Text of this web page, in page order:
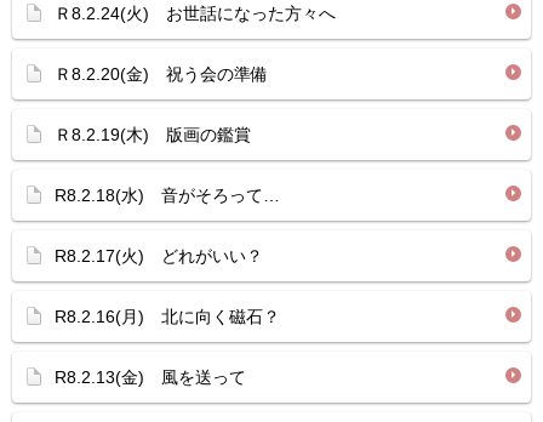
Ｒ8.2.24(火) お世話になった方々へ
Ｒ8.2.20(金) 祝う会の準備
Ｒ8.2.19(木) 版画の鑑賞
R8.2.18(水) 音がそろって…
R8.2.17(火) どれがいい？
R8.2.16(月) 北に向く磁石？
R8.2.13(金) 風を送って